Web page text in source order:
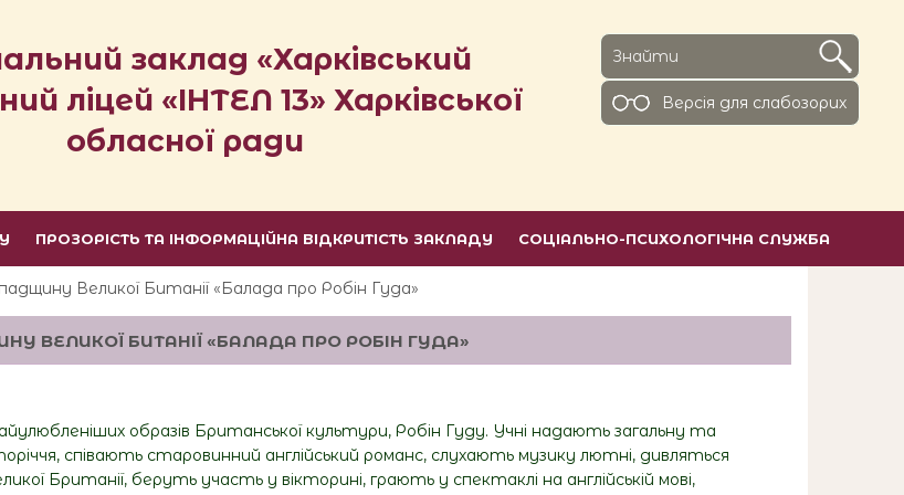
заклад «Харківський
ліцей «ІНТЕЛ 13» Харківської
обласної ради
Версiя для слабозорих
ПРОЗОРІСТЬ ТА ІНФОРМАЦІЙНА ВІДКРИТІСТЬ ЗАКЛАДУ СОЦІАЛЬНО-ПСИХОЛОГІЧНА СЛУЖБА
Великої Битанії «Балада про Робін Гуда»
ВЕЛИКОЇ БИТАНІЇ «БАЛАДА ПРО РОБІН ГУДА»
образів Британської культури, Робін Гуду. Учні надають загальну та
співають старовинний англійський романс, слухають музику лютні, дивляться
Британії, беруть участь у вікторині, грають у спектаклі на англійській мові,